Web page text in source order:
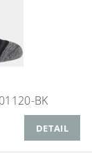
BK
DETAIL